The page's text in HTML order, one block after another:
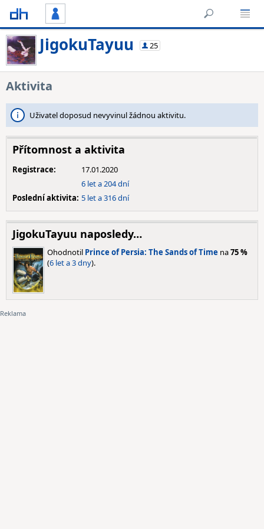
JigokuTayuu 25
Aktivita
Uživatel doposud nevyvinul žádnou aktivitu.
Přítomnost a aktivita
Registrace:
17.01.2020
6 let a 204 dní
Poslední aktivita: 5 let a 316 dní
JigokuTayuu naposledy…
Ohodnotil Prince of Persia: The Sands of Time na75 %
(6 let a 3 dny).